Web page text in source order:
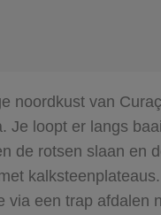
noordkust van
Je loopt er langs
de rotsen slaan en
via een trap afdalen